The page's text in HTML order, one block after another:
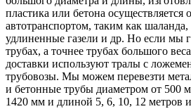
пластика или бетона
автотранспортом, таким как
удлиненные газели и др. Но если мы
трубах, а точнее трубах большого
доставки используют тралы с
трубовозы. Мы можем перевезти
и бетонные трубы диаметром от 500
1420 мм и длиной 5, 6, 10, 12 метров